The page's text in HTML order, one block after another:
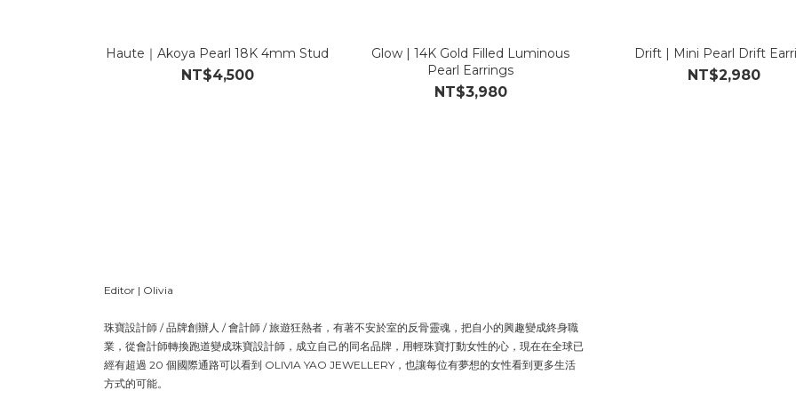
Haute｜Akoya Pearl 18K 4mm Stud
NT$4,500
Glow | 14K Gold Filled Luminous
Pearl Earrings
NT$3,980
Drift | Mini Pearl Drift
NT$2,980
Editor | Olivia
珠寶設計師 / 品牌創辦人 / 會計師 / 旅遊狂熱者，有著不安於室的反骨靈魂，把自小的興趣變成終身職
業，從會計師轉換跑道變成珠寶設計師，成立自己的同名品牌，用輕珠寶打動女性的心，現在在全球已
經有超過 20 個國際通路可以看到 OLIVIA YAO JEWELLERY，也讓每位有夢想的女性看到更多生活
方式的可能。